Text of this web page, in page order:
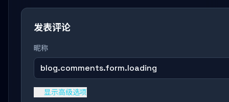
发表评论
昵称
blog.comments.form.loading
显示高级选项